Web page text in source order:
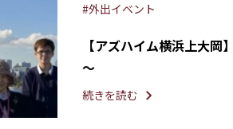
#外出イベント
【アズハイム横浜上大岡
～
続きを読む